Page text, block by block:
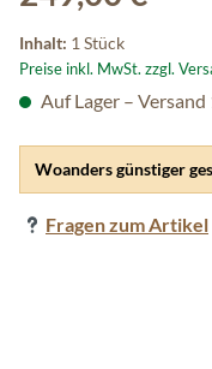
Inhalt: 1 Stück
Preise inkl. MwSt. zzgl.
Woanders günstiger
Fragen zum Artikel
Auf Lager –